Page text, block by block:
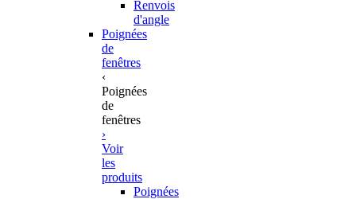
Renvois
d'angle
Poignées
de
fenêtres
‹
Poignées
de
fenêtres
›
Voir
les
produits
Poignées